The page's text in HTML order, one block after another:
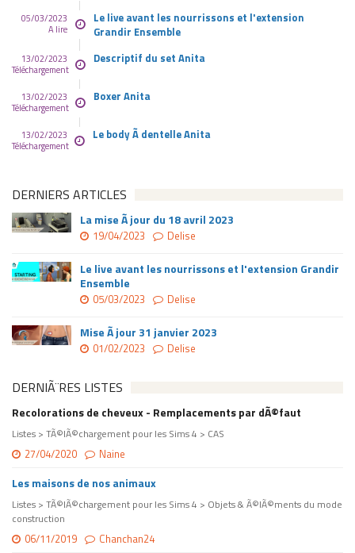
05/03/2023
A lire
Le live avant les nourrissons et l'extension
Grandir Ensemble
13/02/2023
Téléchargement
Descriptif du set Anita
13/02/2023
Téléchargement
Boxer Anita
13/02/2023
Téléchargement
Le body Ã dentelle Anita
DERNIERS ARTICLES
La mise Ã jour du 18 avril 2023
19/04/2023 Delise
Le live avant les nourrissons et l'extension Grandir
Ensemble
05/03/2023 Delise
Mise Ã jour 31 janvier 2023
01/02/2023 Delise
DERNIÃ¨RES LISTES
Recolorations de cheveux - Remplacements par dÃ©faut
Listes > TÃ©lÃ©chargement pour les Sims 4 > CAS
27/04/2020 Naine
Les maisons de nos animaux
Listes > TÃ©lÃ©chargement pour les Sims 4 > Objets & Ã©lÃ©ments du mode
construction
06/11/2019 Chanchan24